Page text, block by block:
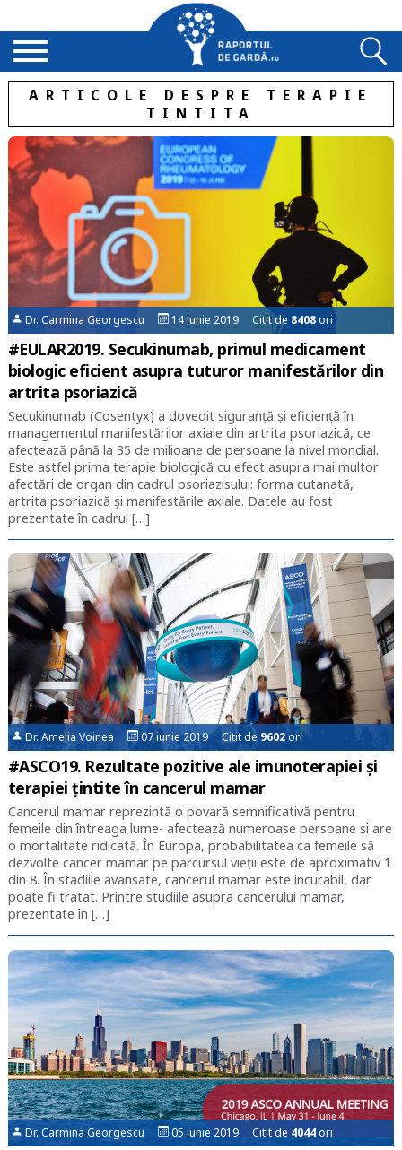
ARTICOLE DESPRE TERAPIE
TINTITA
Dr. Carmina Georgescu 14 iunie 2019 Citit de 8408ori
#EULAR2019. Secukinumab, primul medicament
biologic eficient asupra tuturor manifestărilor din
artrita psoriazică
Secukinumab (Cosentyx) a dovedit siguranță și eficiență în
managementul manifestărilor axiale din artrita psoriazică, ce
afectează până la 35 de milioane de persoane la nivel mondial.
Este astfel prima terapie biologică cu efect asupra mai multor
afectări de organ din cadrul psoriazisului: forma cutanată,
artrita psoriazică și manifestările axiale. Datele au fost
prezentate în cadrul […]
Dr. Amelia Voinea 07 iunie 2019 Citit de 9602ori
#ASCO19. Rezultate pozitive ale imunoterapiei și
terapiei țintite în cancerul mamar
Cancerul mamar reprezintă o povară semnificativă pentru
femeile din întreaga lume- afectează numeroase persoane și are
o mortalitate ridicată. În Europa, probabilitatea ca femeile să
dezvolte cancer mamar pe parcursul vieții este de aproximativ 1
din 8. În stadiile avansate, cancerul mamar este incurabil, dar
poate fi tratat. Printre studiile asupra cancerului mamar,
prezentate în […]
Dr. Carmina Georgescu 05 iunie 2019 Citit de 4044ori